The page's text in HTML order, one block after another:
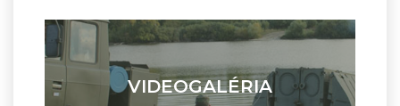
VIDEOGALÉRIA